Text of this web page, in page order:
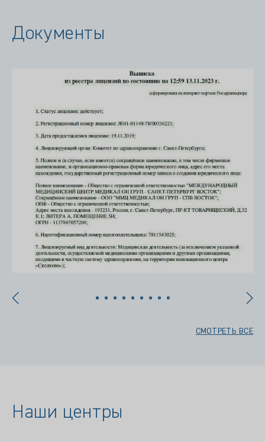
Документы
СМОТРЕТЬ ВСЕ
Наши центры